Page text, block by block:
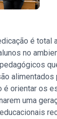
é total
no
alimentados
é orientar os
uma